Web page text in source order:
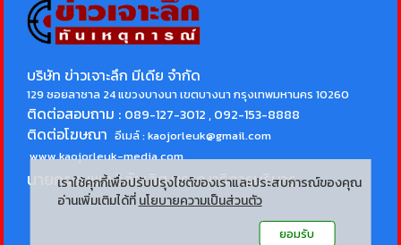
บริษัท ข่าวเจาะลึก มีเดีย จำกัด
129 ซอยลาซาล 24 แขวงบางนา เขตบางนา กรุงเทพมหานคร 10260
ติดต่อสอบถาม : 089-127-3012 , 092-153-8888
ติดต่อโฆษณา อีเมล์ :kaojorleuk@gmail.com
www.kaojorleuk-media.com
นายกรธนพล วิลัยเลิศบรรณาธิการบริหาร
เราใช้คุกกี้เพื่อปรับปรุงไซต์ของเราและประสบการณ์ของคุณ
อ่านเพิ่มเติมได้ที่ นโยบายความเป็นส่วนตัว
ยอมรับ